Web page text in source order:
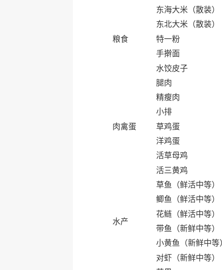
粮食
东海大米（散装）
东北大米（散装）
特一粉
手擀面
水饺皮子
肉禽蛋
腿肉
精瘦肉
小排
草鸡蛋
洋鸡蛋
活草母鸡
活三黄鸡
水产
草鱼（鲜活中等）
鲫鱼（鲜活中等）
花鲢（鲜活中等）
带鱼（新鲜中等）
小黄鱼（新鲜中等
对虾（新鲜中等）